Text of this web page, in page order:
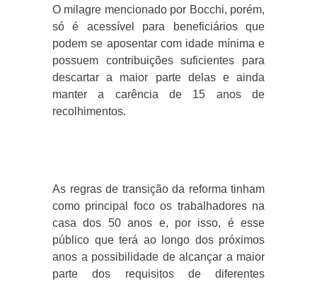
O milagre mencionado por Bocchi, porém,
só é acessível para beneficiários que
podem se aposentar com idade mínima e
possuem contribuições suficientes para
descartar a maior parte delas e ainda
manter a carência de 15 anos de
recolhimentos.
As regras de transição da reforma tinham
como principal foco os trabalhadores na
casa dos 50 anos e, por isso, é esse
público que terá ao longo dos próximos
anos a possibilidade de alcançar a maior
parte dos requisitos de diferentes